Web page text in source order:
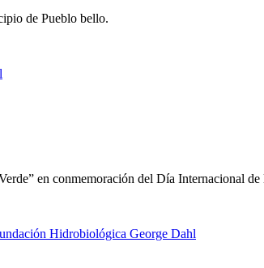
de Pueblo bello.
en conmemoración del Día Internacional